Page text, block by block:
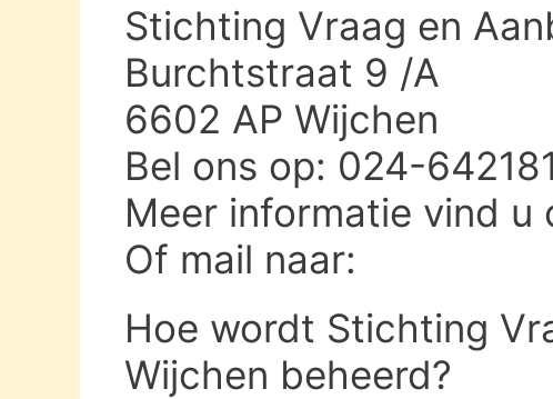
Stichting Vraag en
Burchtstraat 9 /A
6602 AP Wijchen
Bel ons op: 024-
Meer informatie vind u
Of mail naar:
Hoe wordt Stichting
Wijchen beheerd?